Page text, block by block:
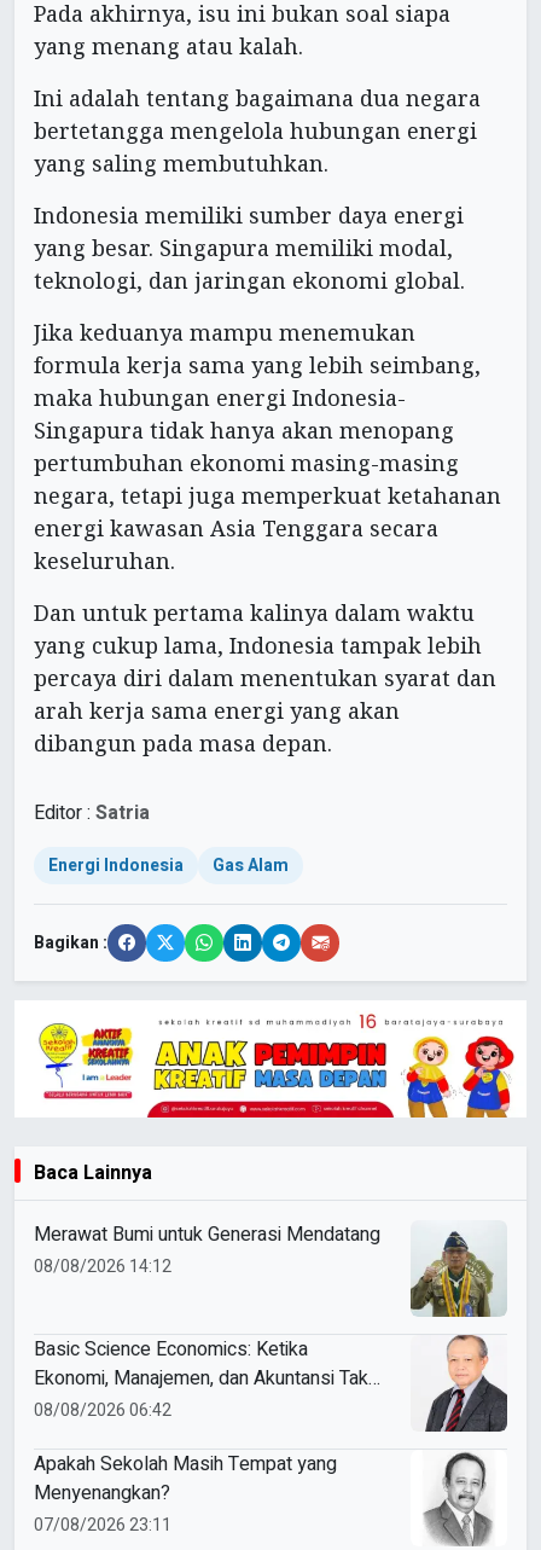
Pada akhirnya, isu ini bukan soal siapa
yang menang atau kalah.
Ini adalah tentang bagaimana dua negara
bertetangga mengelola hubungan energi
yang saling membutuhkan.
Indonesia memiliki sumber daya energi
yang besar. Singapura memiliki modal,
teknologi, dan jaringan ekonomi global.
Jika keduanya mampu menemukan
formula kerja sama yang lebih seimbang,
maka hubungan energi Indonesia-
Singapura tidak hanya akan menopang
pertumbuhan ekonomi masing-masing
negara, tetapi juga memperkuat ketahanan
energi kawasan Asia Tenggara secara
keseluruhan.
Dan untuk pertama kalinya dalam waktu
yang cukup lama, Indonesia tampak lebih
percaya diri dalam menentukan syarat dan
arah kerja sama energi yang akan
dibangun pada masa depan.
Editor : Satria
Energi Indonesia Gas Alam
Bagikan :
Baca Lainnya
Merawat Bumi untuk Generasi Mendatang
08/08/2026 14:12
Basic Science Economics: Ketika
Ekonomi, Manajemen, dan Akuntansi Tak
Sekadar Bicara Angka
08/08/2026 06:42
Apakah Sekolah Masih Tempat yang
Menyenangkan?
07/08/2026 23:11